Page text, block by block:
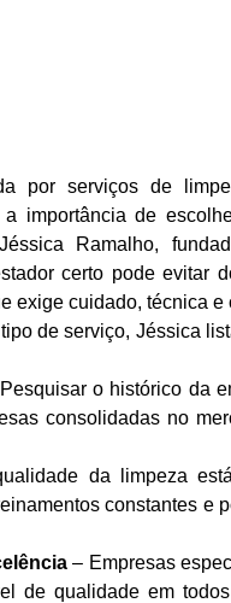
por serviços de
a importância de
Ramalho,
certo pode evitar
exige cuidado, técnica e
de serviço, Jéssica
o histórico da
consolidadas no
da limpeza
constantes e
– Empresas
de qualidade em